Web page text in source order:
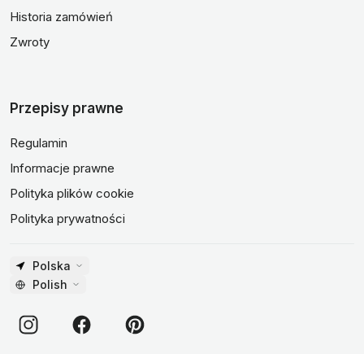
Historia zamówień
Zwroty
Przepisy prawne
Regulamin
Informacje prawne
Polityka plików cookie
Polityka prywatności
Polska
Polish